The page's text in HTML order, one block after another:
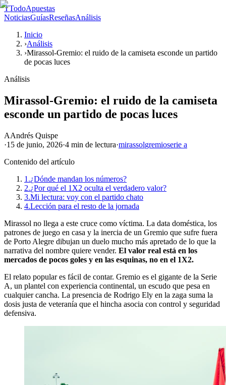
TTodoApuestas
NoticiasGuíasReseñasAnálisis
Inicio
›Análisis
›Mirassol-Gremio: el ruido de la camiseta esconde un partido
de pocas luces
Análisis
Mirassol-Gremio: el ruido de la camiseta
esconde un partido de pocas luces
AAndrés Quispe
·15 de junio, 2026·4 min de lectura·mirassolgremioserie a
Contenido del artículo
1.¿Dónde mandan los números?
2.¿Por qué el 1X2 oculta el verdadero valor?
3.Mi lectura: voy con el partido chato
4.Lección para el resto de la jornada
Mirassol no llega a este cruce como víctima. La data doméstica, los
patrones de juego en casa y la inercia de un Gremio que sufre fuera
de Porto Alegre dibujan un duelo mucho más apretado de lo que la
narrativa del nombre quiere vender. El valor real está en los
mercados de pocos goles y en las esquinas, no en el 1X2.
El relato popular es fácil de contar. Gremio es el gigante de la Serie
A, un plantel con experiencia continental, un escudo que pesa en
cualquier cancha. La presencia de Rodrigo Ely en la zaga suma la
dosis justa de veteranía que el hincha asocia con control y seguridad
defensiva.